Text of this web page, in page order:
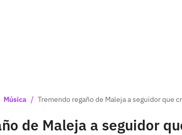
Música / Tremendo regaño de Maleja a seguidor que
de Maleja a seguidor